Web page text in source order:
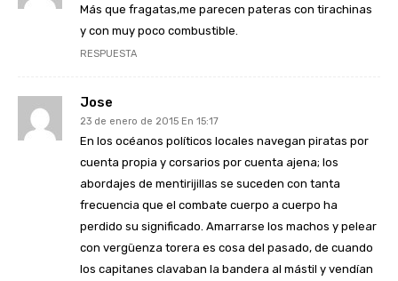
Más que fragatas,me parecen pateras con tirachinas
y con muy poco combustible.
RESPUESTA
Jose
23 de enero de 2015 En 15:17
En los océanos políticos locales navegan piratas por
cuenta propia y corsarios por cuenta ajena; los
abordajes de mentirijillas se suceden con tanta
frecuencia que el combate cuerpo a cuerpo ha
perdido su significado. Amarrarse los machos y pelear
con vergüenza torera es cosa del pasado, de cuando
los capitanes clavaban la bandera al mástil y vendían